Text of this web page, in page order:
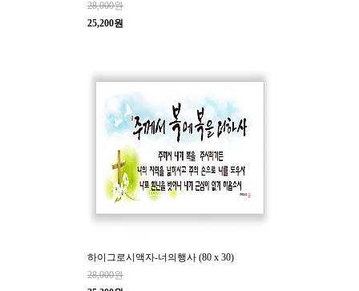
28,000원
25,200원
하이그로시액자-너의행사 (80 x 30)
28,000원